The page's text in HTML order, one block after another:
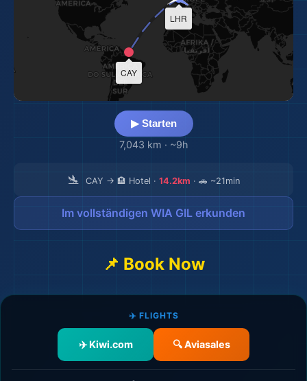
LHR
CAY
▶ Starten
7,043 km · ~9h
🛬 CAY → 🏨 Hotel · 14.2km · 🚗 ~21min
Im vollständigen WIA GIL erkunden
📌 Book Now
✈️ FLIGHTS
✈️ Kiwi.com 🔍 Aviasales